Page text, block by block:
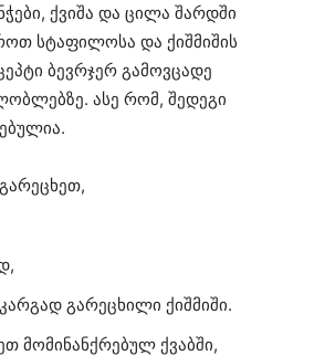
ქვიშა და ცილა შარდში
სტაფილოსა და ქიშმიშის
ბევრჯერ გამოვცადე
ასე რომ, შედეგი
გარეცხილი ქიშმიში.
მომინანქრებულ ქვაბში,